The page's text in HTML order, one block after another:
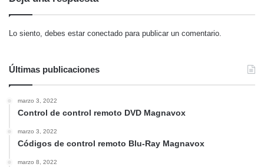
Lo siento, debes estar conectado para publicar un comentario.
Últimas publicaciones
marzo 3, 2022
Control de control remoto DVD Magnavox
marzo 3, 2022
Códigos de control remoto Blu-Ray Magnavox
marzo 8, 2022